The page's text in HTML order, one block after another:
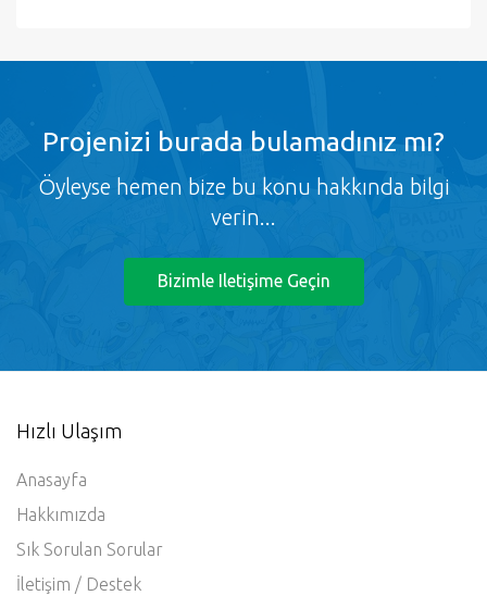
Projenizi burada bulamadınız mı?
Öyleyse hemen bize bu konu hakkında bilgi
verin...
Bizimle Iletişime Geçin
Hızlı Ulaşım
Anasayfa
Hakkımızda
Sık Sorulan Sorular
İletişim / Destek